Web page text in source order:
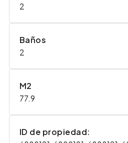
2
Baños
2
M2
77.9
ID de propiedad: